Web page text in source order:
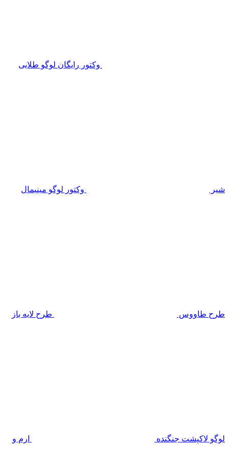
وکتور رایگان لوگو طلایی
شیر وکتور لوگو مینیمال
طرح طاووس طرح لایه باز
لوگو لاکپشت جنگنده ارم و